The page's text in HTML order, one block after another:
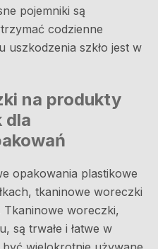
pojemniki są
codzienne
szkło jest w
na produkty
dla
opakowania plastikowe
tkaninowe woreczki
Tkaninowe woreczki,
są trwałe i łatwe w